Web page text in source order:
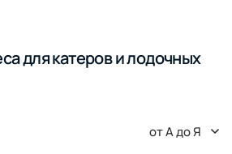
для катеров и лодочных
от А до Я